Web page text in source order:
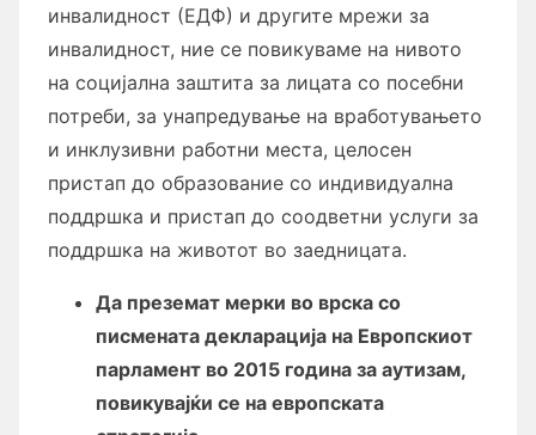
инвалидност (ЕДФ) и другите мрежи за
инвалидност, ние се повикуваме на нивото
на социјална заштита за лицата со посебни
потреби, за унапредување на вработувањето
и инклузивни работни места, целосен
пристап до образование со индивидуална
поддршка и пристап до соодветни услуги за
поддршка на животот во заедницата.
Да преземат мерки во врска со
писмената декларација на Европскиот
парламент во 2015 година за аутизам,
повикувајќи се на европската